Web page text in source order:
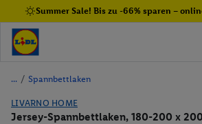
Summer Sale! Bis zu -66% sparen –
/ Spannbettlaken
LIVARNO HOME
Jersey-Spannbettlaken, 180-200 x